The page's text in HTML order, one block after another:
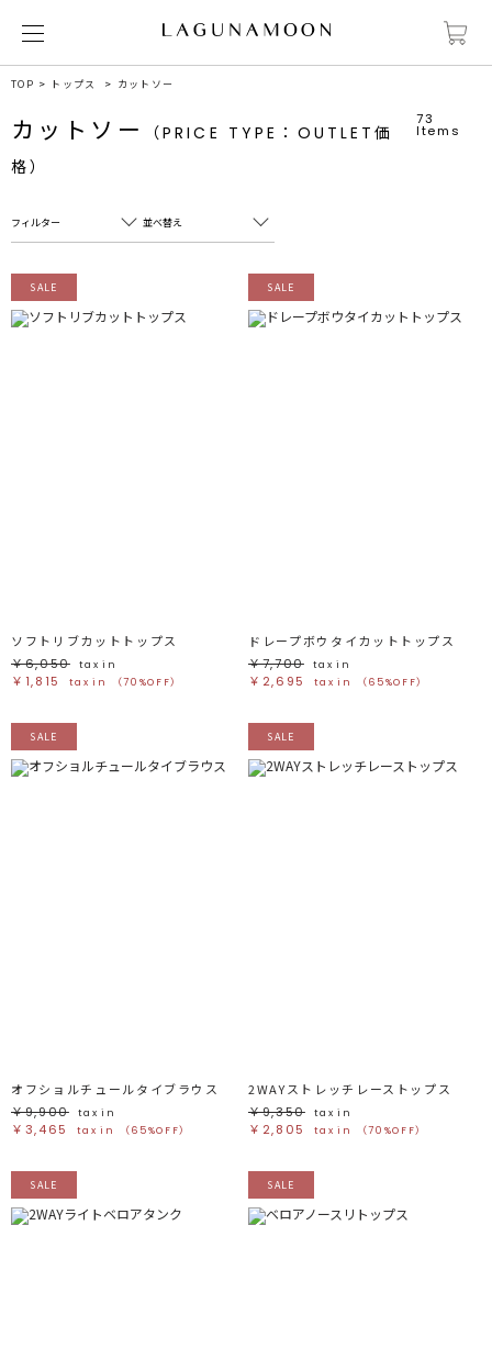
TOP トップス カットソー
カットソー
（PRICE TYPE：OUTLET価
格）
73
Items
フィルター
フリーワード
レッド レッド
ピンク ピンク
ミックス
ミックス
この条件で絞り込む
並べ替え
売れ筋順
新着順
SALE
ソフトリブカットトップス
￥6,050
tax in
￥1,815 tax in （70%OFF）
SALE
ドレープボウタイカットトップス
￥7,700
tax in
￥2,695 tax in （65%OFF）
SALE
オフショルチュールタイブラウス
￥9,900
tax in
￥3,465 tax in （65%OFF）
SALE
2WAYストレッチレーストップス
￥9,350
tax in
￥2,805 tax in （70%OFF）
SALE SALE